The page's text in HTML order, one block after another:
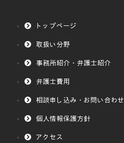
トップページ
取扱い分野
事務所紹介・弁護士紹介
弁護士費用
相談申し込み・お問い合わせ
個人情報保護方針
アクセス